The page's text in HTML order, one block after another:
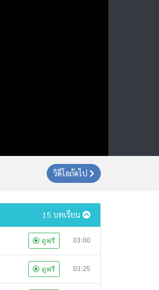
วิดีโอถัดไป
15 บทเรียน
ดูฟรี 03:00
ดูฟรี 03:25